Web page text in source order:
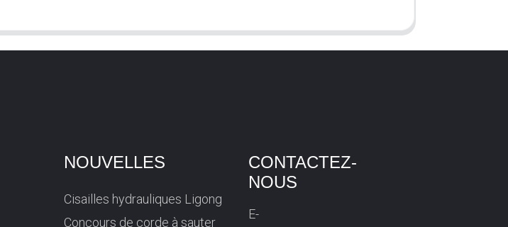
NOUVELLES
Cisailles hydrauliques Ligong
Concours de corde à sauter
CONTACTEZ-
NOUS
E-